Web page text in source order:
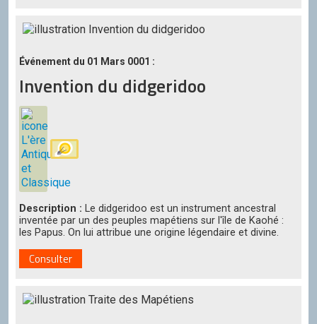
Événement du 01 Mars 0001 :
Invention du didgeridoo
Description : Le didgeridoo est un instrument ancestral
inventée par un des peuples mapétiens sur l'île de Kaohé :
les Papus. On lui attribue une origine légendaire et divine.
Consulter